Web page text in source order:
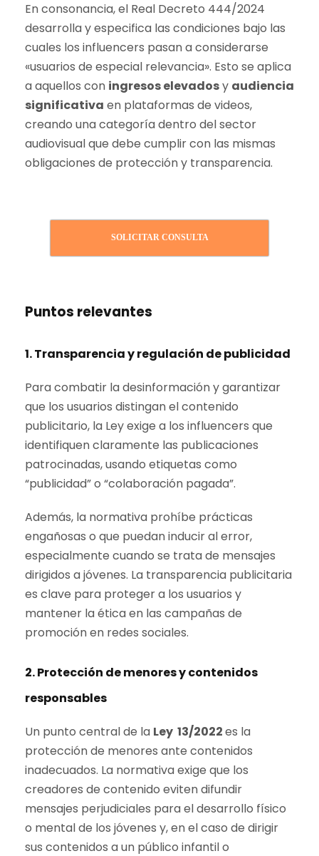
En consonancia, el Real Decreto 444/2024
desarrolla y especifica las condiciones bajo las
cuales los influencers pasan a considerarse
«usuarios de especial relevancia». Esto se aplica
a aquellos con ingresos elevadosy audiencia
significativa en plataformas de videos,
creando una categoría dentro del sector
audiovisual que debe cumplir con las mismas
obligaciones de protección y transparencia.
SOLICITAR CONSULTA
Puntos relevantes
1. Transparencia y regulación de publicidad
Para combatir la desinformación y garantizar
que los usuarios distingan el contenido
publicitario, la Ley exige a los influencers que
identifiquen claramente las publicaciones
patrocinadas, usando etiquetas como
“publicidad” o “colaboración pagada”.
Además, la normativa prohíbe prácticas
engañosas o que puedan inducir al error,
especialmente cuando se trata de mensajes
dirigidos a jóvenes. La transparencia publicitaria
es clave para proteger a los usuarios y
mantener la ética en las campañas de
promoción en redes sociales.
2. Protección de menores y contenidos
responsables
Un punto central de la Ley 13/2022es la
protección de menores ante contenidos
inadecuados. La normativa exige que los
creadores de contenido eviten difundir
mensajes perjudiciales para el desarrollo físico
o mental de los jóvenes y, en el caso de dirigir
sus contenidos a un público infantil o